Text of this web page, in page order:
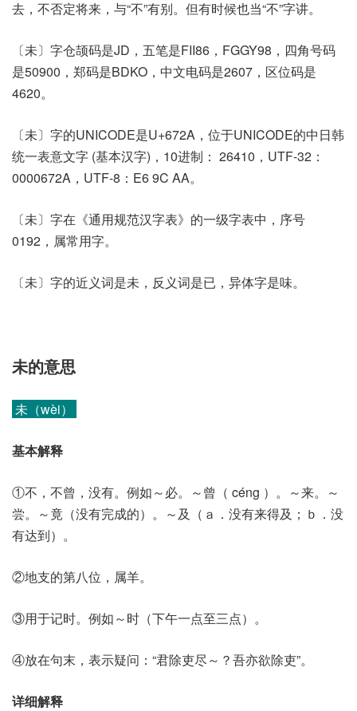
去，不否定将来，与“不”有别。但有时候也当“不”字讲。
〔未〕字仓颉码是JD，五笔是FII86，FGGY98，四角号码
是50900，郑码是BDKO，中文电码是2607，区位码是
4620。
〔未〕字的UNICODE是U+672A，位于UNICODE的中日韩
统一表意文字 (基本汉字)，10进制： 26410，UTF-32：
0000672A，UTF-8：E6 9C AA。
〔未〕字在《通用规范汉字表》的一级字表中，序号
0192，属常用字。
〔未〕字的近义词是未，反义词是已，异体字是味。
未的意思
未（wèi）
基本解释
①不，不曾，没有。例如～必。～曾（ céng ）。～来。～
尝。～竟（没有完成的）。～及（ａ．没有来得及；ｂ．没
有达到）。
②地支的第八位，属羊。
③用于记时。例如～时（下午一点至三点）。
④放在句末，表示疑问：“君除吏尽～？吾亦欲除吏”。
详细解释